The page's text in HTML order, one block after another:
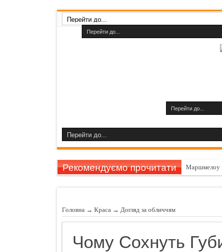
Рекомендуємо прочитати Маршмелоу
Шампуні
Чуттєвий
Головна → Краса → Догляд за обличчям
Чому Сохнуть